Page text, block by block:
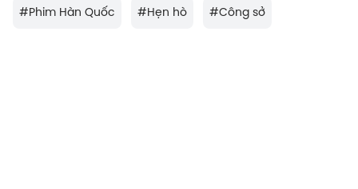
#Phim Hàn Quốc #Hẹn hò #Công sở